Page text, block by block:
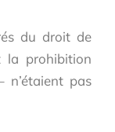
du droit de
la prohibition
n’étaient pas